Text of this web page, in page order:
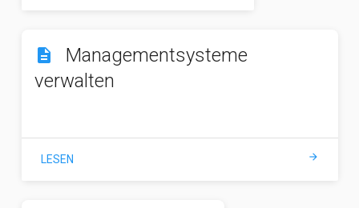
description
Managementsysteme
verwalten
LESEN arrow_forward